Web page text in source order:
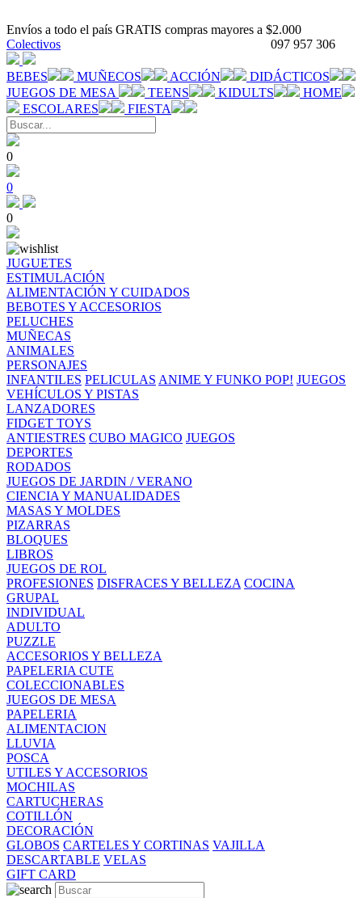
Envíos a todo el país GRATIS compras mayores a $2.000
097 957 306
Colectivos
BEBES MUÑECOS ACCIÓN
DIDÁCTICOS
JUEGOS DE MESA
TEENS KIDULTS
HOME
ESCOLARES
FIESTA
0
0
0
JUGUETES
ESTIMULACIÓN
ALIMENTACIÓN Y CUIDADOS
BEBOTES Y ACCESORIOS
PELUCHES
MUÑECAS
ANIMALES
PERSONAJES
INFANTILES PELICULAS ANIME Y FUNKO POP! JUEGOS
VEHÍCULOS Y PISTAS
LANZADORES
FIDGET TOYS
ANTIESTRES CUBO MAGICO JUEGOS
DEPORTES
RODADOS
JUEGOS DE JARDIN / VERANO
CIENCIA Y MANUALIDADES
MASAS Y MOLDES
PIZARRAS
BLOQUES
LIBROS
JUEGOS DE ROL
PROFESIONES DISFRACES Y BELLEZA COCINA
GRUPAL
INDIVIDUAL
ADULTO
PUZZLE
ACCESORIOS Y BELLEZA
PAPELERIA CUTE
COLECCIONABLES
JUEGOS DE MESA
PAPELERIA
ALIMENTACION
LLUVIA
POSCA
UTILES Y ACCESORIOS
MOCHILAS
CARTUCHERAS
COTILLÓN
DECORACIÓN
GLOBOS CARTELES Y CORTINAS VAJILLA
DESCARTABLE VELAS
GIFT CARD